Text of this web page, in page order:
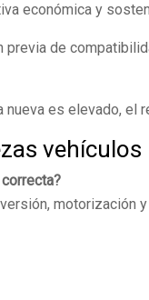
económica y
de
es elevado,
vehículos